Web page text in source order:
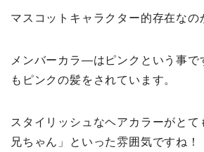
マスコットキャラクター的存在なの
メンバーカラ―はピンクという事で
もピンクの髪をされています。
スタイリッシュなヘアカラーがとて
兄ちゃん」といった雰囲気ですね！